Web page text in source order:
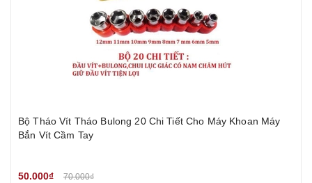
Bộ Tháo Vít Tháo Bulong 20 Chi Tiết Cho Máy Khoan Máy
Bắn Vít Cầm Tay
50.000₫ 70.000₫